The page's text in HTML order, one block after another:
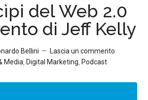
del Web 2.0
di Jeff Kelly
Bellini
Lascia un commento
Media Digital Marketing Podcast